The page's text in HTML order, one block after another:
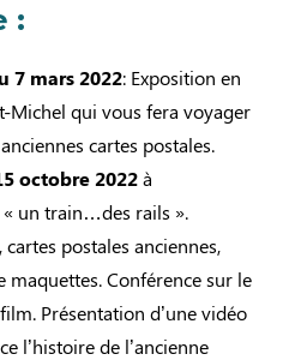
:
7 mars 2022: Exposition en
Michel qui vous fera voyager
cartes postales.
octobre 2022à
« un train…des rails ».
postales anciennes,
Conférence sur le
Présentation d’une vidéo
l’histoire de l’ancienne